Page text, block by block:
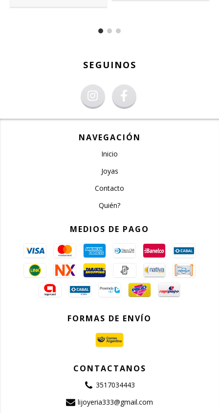
SEGUINOS
NAVEGACIÓN
Inicio
Joyas
Contacto
Quién?
MEDIOS DE PAGO
FORMAS DE ENVÍO
CONTACTANOS
3517034443
lijoyeria333@gmail.com